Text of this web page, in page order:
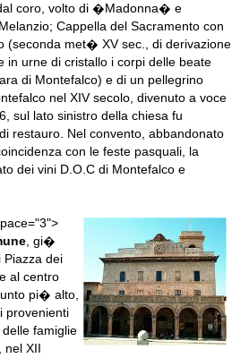
coro, volto di �Madonna� e
Cappella del Sacramento con
(seconda met� XV sec., di derivazione
in urne di cristallo i corpi delle beate
di Montefalco) e di un pellegrino
nel XIV secolo, divenuto a voce
sul lato sinistro della chiesa fu
restauro. Nel convento, abbandonato
con le feste pasquali, la
dei vini D.O.C di Montefalco e
, gi�
dei
al centro
pi� alto,
provenienti
famiglie
, nel XII